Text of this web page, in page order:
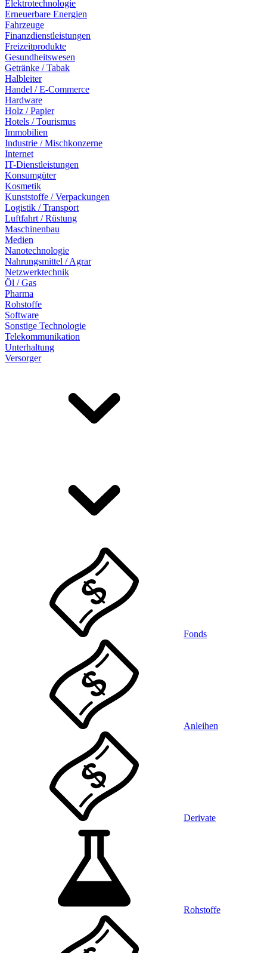
Elektrotechnologie
Erneuerbare Energien
Fahrzeuge
Finanzdienstleistungen
Freizeitprodukte
Gesundheitswesen
Getränke / Tabak
Halbleiter
Handel / E-Commerce
Hardware
Holz / Papier
Hotels / Tourismus
Immobilien
Industrie / Mischkonzerne
Internet
IT-Dienstleistungen
Konsumgüter
Kosmetik
Kunststoffe / Verpackungen
Logistik / Transport
Luftfahrt / Rüstung
Maschinenbau
Medien
Nanotechnologie
Nahrungsmittel / Agrar
Netzwerktechnik
Öl / Gas
Pharma
Rohstoffe
Software
Sonstige Technologie
Telekommunikation
Unterhaltung
Versorger
Fonds
Anleihen
Derivate
Rohstoffe